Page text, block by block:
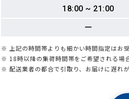
18:00 ~ 21:00
ー
※ 上記の時間帯よりも細かい時間指定はお受
※ 18時以降の集荷時間帯をご希望される場
※ 配送業者の都合で引取り、お届けに遅れ